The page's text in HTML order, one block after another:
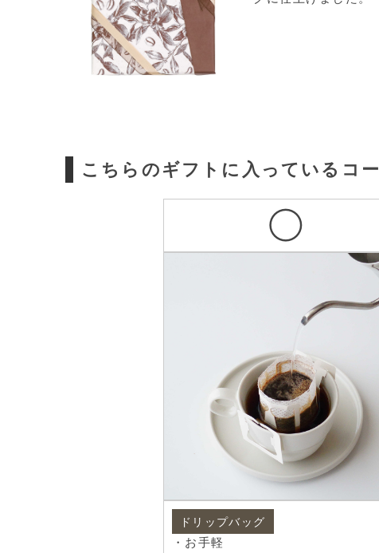
こちらのギフトに入っているコ
◯
ドリップバッグ
・お手軽